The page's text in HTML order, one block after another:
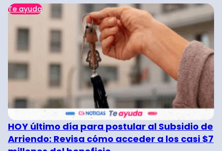
Te ayuda
HOY último día para postular al Subsidio de
Arriendo: Revisa cómo acceder a los casi $7